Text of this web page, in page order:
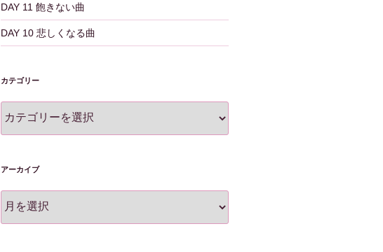
DAY 11 飽きない曲
DAY 10 悲しくなる曲
カテゴリー
テ
ゴ
ー
アーカイブ
ー
カ